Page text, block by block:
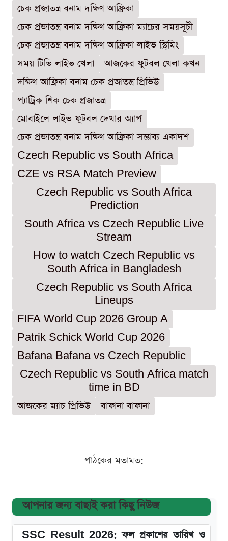
চেক প্রজাতন্ত্র বনাম দক্ষিণ আফ্রিকা
চেক প্রজাতন্ত্র বনাম দক্ষিণ আফ্রিকা ম্যাচের সময়সূচী
চেক প্রজাতন্ত্র বনাম দক্ষিণ আফ্রিকা লাইভ স্ট্রিমিং
সময় টিভি লাইভ খেলা
আজকের ফুটবল খেলা কখন
দক্ষিণ আফ্রিকা বনাম চেক প্রজাতন্ত্র প্রিভিউ
প্যাট্রিক শিক চেক প্রজাতন্ত্র
মোবাইলে লাইভ ফুটবল দেখার অ্যাপ
চেক প্রজাতন্ত্র বনাম দক্ষিণ আফ্রিকা সম্ভাব্য একাদশ
Czech Republic vs South Africa
CZE vs RSA Match Preview
Czech Republic vs South Africa
Prediction
South Africa vs Czech Republic Live
Stream
How to watch Czech Republic vs
South Africa in Bangladesh
Czech Republic vs South Africa
Lineups
FIFA World Cup 2026 Group A
Patrik Schick World Cup 2026
Bafana Bafana vs Czech Republic
Czech Republic vs South Africa match
time in BD
আজকের ম্যাচ প্রিভিউ
বাফানা বাফানা
পাঠকের মতামত:
আপনার জন্য বাছাই করা কিছু নিউজ
SSC Result 2026: ফল প্রকাশের তারিখ ও